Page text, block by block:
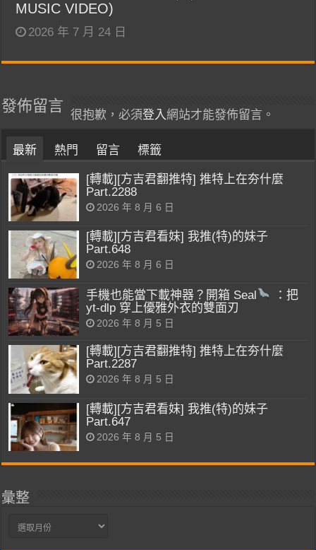
MUSIC VIDEO)
2026 年 7 月 24 日
發佈留言
很抱歉，必須登入網站才能發佈留言。
最新 熱門 留言 標籤
[轉載][方吉君翻推特] 推特上在夯什麼
Part.2288
2026 年 8 月 6 日
[轉載][方吉君看妹] 我推(特)的妹子
Part.648
2026 年 8 月 6 日
手機也能當下載神器？開箱 Seal
：把
yt-dlp 穿上優雅外衣的雙面刃
2026 年 8 月 5 日
[轉載][方吉君翻推特] 推特上在夯什麼
Part.2287
2026 年 8 月 5 日
[轉載][方吉君看妹] 我推(特)的妹子
Part.647
2026 年 8 月 5 日
彙整
彙